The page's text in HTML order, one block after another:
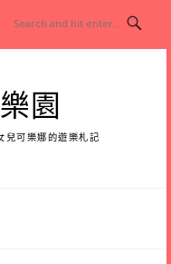
園
兒可樂娜的遊樂札記